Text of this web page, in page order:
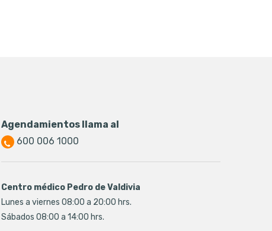
Agendamientos llama al
600 006 1000
Centro médico Pedro de Valdivia
Lunes a viernes 08:00 a 20:00 hrs.
Sábados 08:00 a 14:00 hrs.